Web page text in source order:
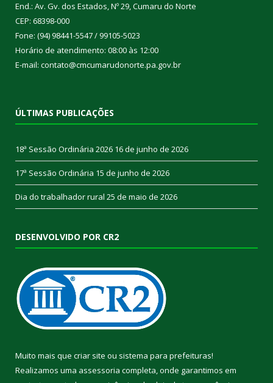
End.: Av. Gv. dos Estados, Nº 29, Cumaru do Norte
CEP: 68398-000
Fone: (94) 98441-5547 / 99105-5023
Horário de atendimento: 08:00 às 12:00
E-mail: contato@cmcumarudonorte.pa.gov.br
ÚLTIMAS PUBLICAÇÕES
18ª Sessão Ordinária 2026 16 de junho de 2026
17ª Sessão Ordinária 15 de junho de 2026
Dia do trabalhador rural 25 de maio de 2026
DESENVOLVIDO POR CR2
Muito mais que criar site ou sistema para prefeituras!
Realizamos uma assessoria completa, onde garantimos em